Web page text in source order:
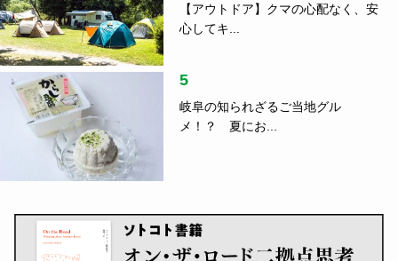
【アウトドア】クマの心配なく、安
心してキ...
5
岐阜の知られざるご当地グル
メ！？ 夏にお...